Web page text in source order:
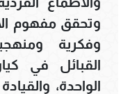
وتحقق مفهوم
وفكرية
القبائل في
الواحدة،